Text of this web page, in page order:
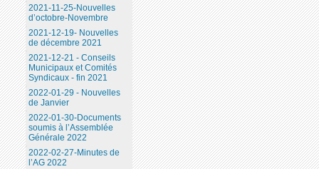
2021-11-25-Nouvelles
d’octobre-Novembre
2021-12-19- Nouvelles
de décembre 2021
2021-12-21 - Conseils
Municipaux et Comités
Syndicaux - fin 2021
2022-01-29 - Nouvelles
de Janvier
2022-01-30-Documents
soumis à l’Assemblée
Générale 2022
2022-02-27-Minutes de
l’AG 2022